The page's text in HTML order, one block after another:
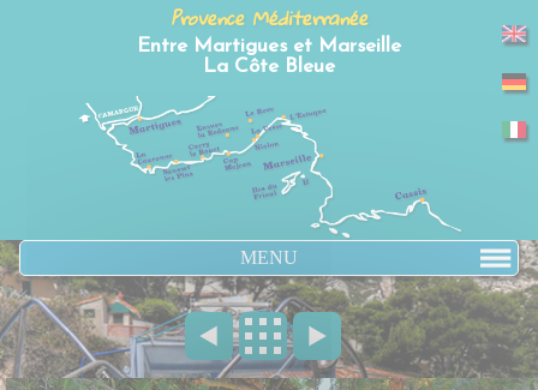
Provence Méditerranée
Entre Martigues et Marseille
La Côte Bleue
MENU
Panneau de gestion des cookies